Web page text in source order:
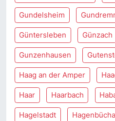
Gundelsheim
Güntersleben Günzach
Gunzenhausen
Haag an der Amper
Haar Haarbach
Hagelstadt